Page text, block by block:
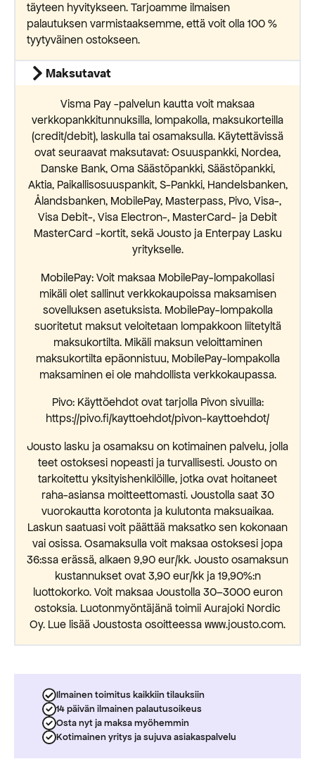
täyteen hyvitykseen. Tarjoamme ilmaisen
palautuksen varmistaaksemme, että voit olla 100 %
tyytyväinen ostokseen.
Maksutavat
Visma Pay -palvelun kautta voit maksaa
verkkopankkitunnuksilla, lompakolla, maksukorteilla
(credit/debit), laskulla tai osamaksulla. Käytettävissä
ovat seuraavat maksutavat: Osuuspankki, Nordea,
Danske Bank, Oma Säästöpankki, Säästöpankki,
Aktia, Paikallisosuuspankit, S-Pankki, Handelsbanken,
Ålandsbanken, MobilePay, Masterpass, Pivo, Visa-,
Visa Debit-, Visa Electron-, MasterCard- ja Debit
MasterCard -kortit, sekä Jousto ja Enterpay Lasku
yritykselle.
MobilePay: Voit maksaa MobilePay-lompakollasi
mikäli olet sallinut verkkokaupoissa maksamisen
sovelluksen asetuksista. MobilePay-lompakolla
suoritetut maksut veloitetaan lompakkoon liitetyltä
maksukortilta. Mikäli maksun veloittaminen
maksukortilta epäonnistuu, MobilePay-lompakolla
maksaminen ei ole mahdollista verkkokaupassa.
Pivo: Käyttöehdot ovat tarjolla Pivon sivuilla:
https://pivo.fi/kayttoehdot/pivon-kayttoehdot/
Jousto lasku ja osamaksu on kotimainen palvelu, jolla
teet ostoksesi nopeasti ja turvallisesti. Jousto on
tarkoitettu yksityishenkilöille, jotka ovat hoitaneet
raha-asiansa moitteettomasti. Joustolla saat 30
vuorokautta korotonta ja kulutonta maksuaikaa.
Laskun saatuasi voit päättää maksatko sen kokonaan
vai osissa. Osamaksulla voit maksaa ostoksesi jopa
36:ssa erässä, alkaen 9,90 eur/kk. Jousto osamaksun
kustannukset ovat 3,90 eur/kk ja 19,90%:n
luottokorko. Voit maksaa Joustolla 30–3000 euron
ostoksia. Luotonmyöntäjänä toimii Aurajoki Nordic
Oy. Lue lisää Joustosta osoitteessa www.jousto.com.
Ilmainen toimitus kaikkiin tilauksiin
14 päivän ilmainen palautusoikeus
Osta nyt ja maksa myöhemmin
Kotimainen yritys ja sujuva asiakaspalvelu